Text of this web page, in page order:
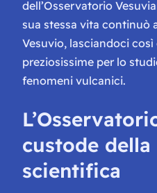
dell’Osservatorio
sua stessa vita continuò
Vesuvio, lasciandoci
preziosissime per lo
fenomeni vulcanici.
custode
scientifica